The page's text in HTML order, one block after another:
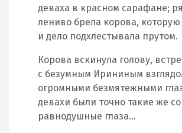
деваха в красном сарафане;
лениво брела корова, которую
и дело подхлестывала прутом.
Корова вскинула голову,
с безумным Ирининым
огромными безмятежными
девахи были точно такие же
равнодушные глаза…